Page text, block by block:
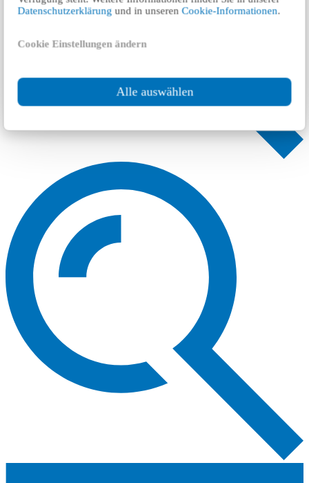
Datenschutzerklärung und in unserenCookie-Informationen.
Cookie Einstellungen ändern
Alle auswählen